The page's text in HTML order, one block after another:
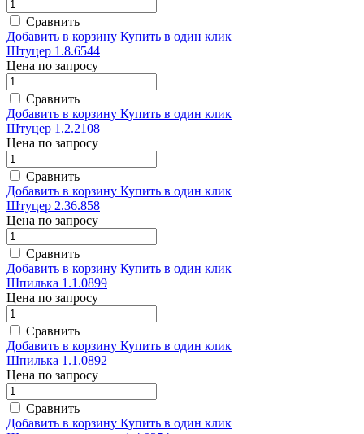
Сравнить
Добавить в корзину Купить в один клик
Штуцер 1.8.6544
Цена по запросу
Сравнить
Добавить в корзину Купить в один клик
Штуцер 1.2.2108
Цена по запросу
Сравнить
Добавить в корзину Купить в один клик
Штуцер 2.36.858
Цена по запросу
Сравнить
Добавить в корзину Купить в один клик
Шпилька 1.1.0899
Цена по запросу
Сравнить
Добавить в корзину Купить в один клик
Шпилька 1.1.0892
Цена по запросу
Сравнить
Добавить в корзину Купить в один клик